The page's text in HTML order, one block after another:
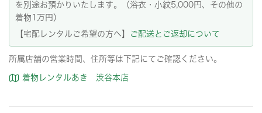
を別途お預かりいたします。（浴衣・小紋5,000円、その他の
着物1万円）
【宅配レンタルご希望の方へ】
ご配送とご返却について
所属店舗の営業時間、住所等は下記にてご確認ください。
着物レンタルあき 渋谷本店